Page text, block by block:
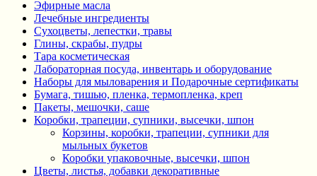
Эфирные масла
Лечебные ингредиенты
Сухоцветы, лепестки, травы
Глины, скрабы, пудры
Тара косметическая
Лабораторная посуда, инвентарь и оборудование
Наборы для мыловарения и Подарочные сертификаты
Бумага, тишью, пленка, термопленка, креп
Пакеты, мешочки, саше
Коробки, трапеции, супники, высечки, шпон
Корзины, коробки, трапеции, супники для
мыльных букетов
Коробки упаковочные, высечки, шпон
Цветы, листья, добавки декоративные